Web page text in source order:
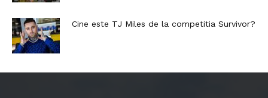
Cine este TJ Miles de la competitia Survivor?